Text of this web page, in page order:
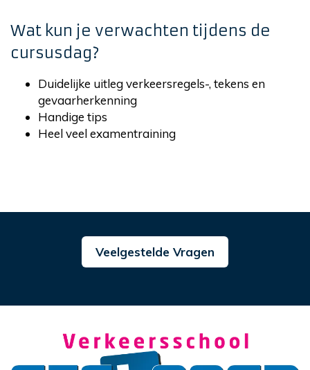
Wat kun je verwachten tijdens de
cursusdag?
Duidelijke uitleg verkeersregels-, tekens en
gevaarherkenning
Handige tips
Heel veel examentraining
Veelgestelde Vragen